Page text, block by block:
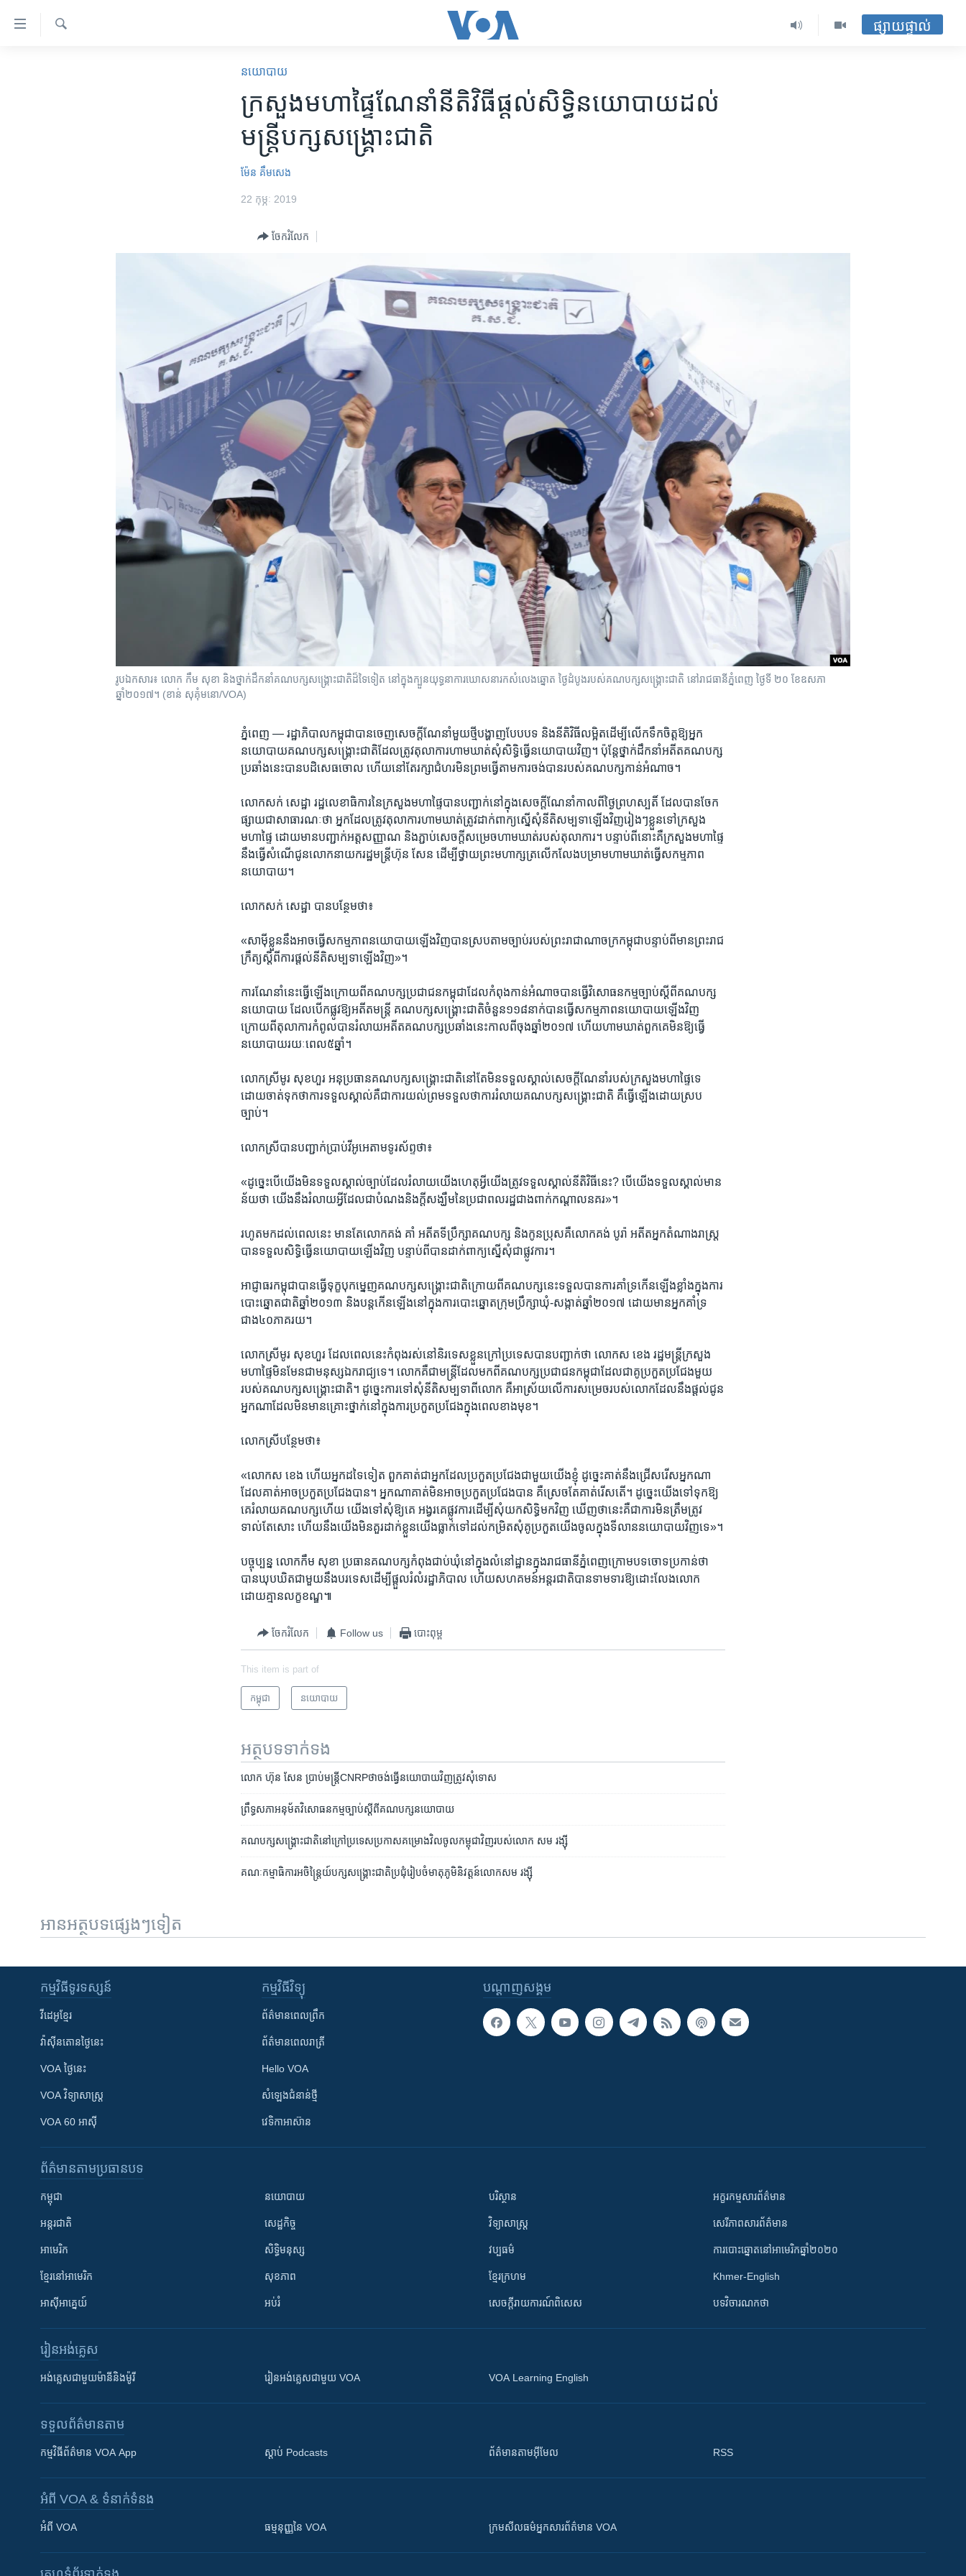
ទៅ​
ផ្សាយផ្ទាល់
នយោបាយ
ក្រសួង​មហាផ្ទៃ​ណែនាំ​នីតិវិធី​ផ្តល់​សិទ្ធិ​នយោបាយ​​ដល់​
មន្ត្រី​បក្ស​សង្គ្រោះ​ជាតិ
ម៉ែន គឹមសេង
22 កុម្ភៈ 2019
ចែករំលែក
រូបឯកសារ៖ លោក​ កឹម​ សុខា​ និង​ថ្នាក់ដឹកនាំ​គណបក្ស​សង្គ្រោះជាតិដ៏ទៃទៀត​​​ នៅក្នុង​ក្បួន​យុទ្ធនា​ការ​ឃោសនា​រក​សំលេង​​ឆ្នោត ថ្ងៃ​ដំបូង​​របស់​​គណបក្ស​សង្គ្រោះជាតិ​ នៅរាជ​ធានីភ្នំពេញ​ ថ្ងៃទី​ ២០​ ខែ​ឧសភា​
ឆ្នាំ២០១៧។ (ខាន់​ សុគុំ​មនោ​/VOA)
ភ្នំពេញ —រដ្ឋាភិបាល​កម្ពុជា​បាន​ចេញ​សេចក្តី​ណែនាំ​មួយ​ថ្មីបង្ហាញ​បែបបទ​ និង​នីតិ​វិធី​លម្អិត​ដើម្បី​លើក​ទឹកចិត្ត​ឱ្យ​អ្នក
នយោបាយ​គណបក្ស​សង្គ្រោះជាតិដែល​ត្រូវ​តុលាការ​ហាម​ឃាត់​សុំសិទ្ធិ​ធ្វើ​នយោបាយ​វិញ។ ប៉ុន្តែ​ថ្នាក់ដឹកនាំ​អតីត​គណបក្ស​
ប្រឆាំង​នេះ​បាន​បដិសេធ​ចោល ​ហើយនៅ​តែ​រក្សា​ជំហរ​មិន​ព្រ​ម​ធ្វើ​តាម​ការ​ចង់​បាន​របស់​គណបក្ស​កាន់​អំណាច។
លោក​សក់ សេដ្ឋា រដ្ឋលេខាធិការ​នៃ​ក្រសួង​មហាផ្ទៃ​បាន​បញ្ជាក់​នៅ​ក្នុង​សេចក្តី​ណែនាំ​កាលពី​ថ្ងៃ​ព្រហស្បតិ៍​ ដែល​បាន​ចែក​
ផ្សាយ​ជា​សាធារណៈ​ថា​ អ្នក​ដែល​ត្រូវ​តុលាការ​ហាមឃាត់​ត្រូវ​ដាក់​ពាក្យ​ស្នើ​សុំ​នីតិសម្បទា​ឡើងវិញ​រៀងៗ​ខ្លួន​ទៅ​ក្រសួង​
មហាផ្ទៃ​ ដោយ​មាន​បញ្ជាក់​អត្ត​សញ្ញាណ និង​ភ្ជាប់​សេចក្តី​សម្រេច​ហាមឃាត់​របស់​តុលាការ។​ បន្ទាប់ពី​នោះ​គឺ​ក្រសួង​មហាផ្ទៃ​
នឹង​ធ្វើ​សំណើ​ជូន​លោក​នាយក​រដ្ឋ​មន្ត្រី​ហ៊ុន សែន ​ដើម្បី​ថ្វាយ​ព្រះមហាក្សត្រ​លើកលែង​បម្រាម​ហាមឃាត់​ធ្វើ​សកម្មភាព​
នយោបាយ។
លោក​សក់ សេដ្ឋា ​បាន​បន្ថែម​ថា៖
«សាម៉ី​ខ្លួន​នឹង​អាច​ធ្វើ​សកម្មភាព​នយោបាយ​ឡើងវិញ​បាន​ស្រប​តាម​ច្បាប់​របស់​ព្រះរាជា​ណា​ចក្រកម្ពុជា​បន្ទាប់ពី​មាន​ព្រះរាជ
ក្រឹត្យ​ស្តីពី​ការផ្តល់​នីតិ​សម្បទា​ឡើងវិញ‍»។
ការណែនាំ​នេះ​ធ្វើ​ឡើង​ក្រោយ​ពី​គណបក្ស​ប្រជាជន​កម្ពុជា​ដែល​កំពុង​កាន់​អំណាច​បាន​ធ្វើ​វិសោធនកម្ម​ច្បាប់​ស្តី​ពី​គណបក្ស​
នយោបាយ​ ដែល​បើក​ផ្លូវ​ឱ្យ​អតីត​មន្ត្រី គណបក្ស​សង្គ្រោះ​ជាតិចំនួន​១១៨​នាក់​បាន​ធ្វើ​សកម្មភាព​នយោបាយ​ឡើង​វិញ​
ក្រោយ​ពី​តុលាការ​កំពូល​បាន​រំលាយ​អតីត​គណបក្ស​ប្រឆាំ​ងនេះ​កាលពី​ចុងឆ្នាំ​២០១៧​ ហើយ​ហាមឃាត់​ពួកគេ​មិន​ឱ្យ​ធ្វើ​
នយោបាយ​រយៈពេល​៥ឆ្នាំ។
លោកស្រី​មូរ សុខហួរ អនុប្រធាន​គណបក្ស​សង្គ្រោះជាតិនៅតែ​មិន​ទទួល​ស្គាល់​សេចក្តី​ណែនាំ​របស់​ក្រសួងមហាផ្ទៃ​ទេ​
ដោយ​ចាត់​ទុក​ថា​ការ​ទទួល​ស្គាល់គឺ​ជា​ការ​យល់​ព្រម​ទទួល​ថា​ការ​រំលាយគណបក្ស​សង្គ្រោះ​ជាតិ​ គឺ​ធ្វើ​ឡើង​ដោយ​ស្រប
ច្បាប់។
លោកស្រីបាន​បញ្ជាក់​ប្រាប់​វីអូអេ​តាម​ទូរស័ព្ទ​ថា៖
«ដូច្នេះ​បើ​យើង​មិន​ទទួលស្គាល់​ច្បាប់​ដែល​រំលាយ​យើង​ហេតុអ្វី​យើង​ត្រូវ​ទទួលស្គាល់​នីតិ​វិធី​នេះ? បើ​យើង​ទទួល​ស្គាល់​មាន​
ន័យ​ថា ​យើង​នឹង​រំលាយ​អ្វី​ដែល​ជា​បំណង​និង​ក្តី​សង្ឃឹម​នៃ​ប្រជាពលរដ្ឋ​ជាង​ពាក់កណ្តាល​នគរ‍»។
រហូត​មក​ដល់​ពេល​នេះ​ មានតែ​លោក​គង់ គាំ អតីត​ទីប្រឹក្សា​គណបក្ស​ និង​កូនប្រុស​គឺលោក​គង់​ បូរ៉ា អតីត​អ្នក​តំណាង​រាស្រ្ត
បាន​ទទួល​សិទ្ធិ​ធ្វើ​នយោបាយ​ឡើង​វិញ​ បន្ទាប់​ពី​បាន​ដាក់​ពាក្យ​ស្នើ​សុំ​ជាផ្លូវការ។
អាជ្ញាធរ​កម្ពុជា​បាន​ធ្វើ​ទុក្ខ​បុកម្នេញ​គណបក្ស​សង្គ្រោះជាតិ​ក្រោយ​ពី​គណបក្ស​នេះ​ទទួល​បាន​ការ​គាំទ្រ​កើនឡើង​ខ្លាំង​ក្នុង​ការ
បោះឆ្នោត​ជាតិ​ឆ្នាំ​២០១៣​ និង​បន្ត​កើន​ឡើង​នៅ​ក្នុង​ការ​បោះ​ឆ្នោតក្រុមប្រឹក្សា​ឃុំ-សង្កាត់​ឆ្នាំ​២០១៧​ ដោយ​មាន​អ្នកគាំទ្រ​
ជាង​៤០ភាគរយ។
លោកស្រី​មូរ សុខហួរ ​ដែល​ពេលនេះ​កំពុង​រស់នៅ​និរទេស​ខ្លួន​ក្រៅ​ប្រទេស​បាន​បញ្ជាក់​ថា​ លោកស ខេង ​រដ្ឋ​មន្ត្រី​ក្រសួង​
មហាផ្ទៃ​មិន​មែន​ជា​មនុស្ស​ឯករាជ្យទេ។ លោកគឺ​ជា​មន្ត្រី​ដែល​មក​ពី​គណបក្ស​ប្រជាជន​កម្ពុជា​ដែល​ជា​គូប្រកួត​ប្រជែង​មួយ​
របស់​គណបក្ស​សង្គ្រោះជាតិ។ ដូច្នេះ​ការ​ទៅសុំ​នីតិសម្បទា​ពី​លោក​ គឺ​អាស្រ័យ​លើ​ការ​សម្រេចរបស់​លោក​ដែល​នឹង​ផ្តល់​ជូន​
អ្នកណា​ដែល​មិន​មាន​គ្រោះថ្នាក់​នៅក្នុង​ការ​ប្រកួត​ប្រជែង​ក្នុង​ពេល​ខាងមុខ។
លោកស្រី​បន្ថែម​ថា៖
«លោកស ខេង ហើយ​អ្នក​ដទៃទៀត​ ពួកគាត់​ជា​អ្នក​ដែល​ប្រកួត​ប្រជែង​ជាមួយ​យើង​ខ្ញុំ​ ដូច្នេះ​គាត់​នឹង​ជ្រើសរើស​អ្នក​ណា​
ដែល​គាត់​អាច​ប្រកួតប្រជែង​បាន។ អ្នកណា​គាត់​មិន​អាច​ប្រកួត​ប្រជែង​បាន​ គឺ​ស្រេច​តែ​គាត់​រើស​តើ។ ដូច្នេះ​យើង​ទៅទុក​ឱ្យ​
គេ​រំលាយ​គណបក្ស​ហើយ​ យើង​ទៅសុំ​ឱ្យ​គេ​ អង្វរ​គេ​ផ្លូវការ​ដើម្បី​សុំយកសិទ្ធិ​មកវិញ​ ឃើញ​ថា​នេះ​គឺជា​ការ​មិន​ត្រឹមត្រូវ​
ទាល់តែ​សោះ ហើយ​នឹង​យើង​មិន​គួរ​ដាក់​ខ្លួន​យើង​ធ្លាក់​ទៅដល់​កម្រិតសុំ​គូ​ប្រកួត​យើង​ចូល​ក្នុង​ទីលាន​នយោបាយ​វិញ​ទេ‍»។​
​បច្ចុប្បន្ន​ លោក​កឹម សុខា​ ប្រធាន​គណបក្ស​កំពុង​ជាប់​ឃុំ​នៅក្នុង​លំនៅដ្ឋាន​ក្នុង​រាជធានី​ភ្នំពេញ​ក្រោម​បទ​ចោទ​ប្រកាន់​ថា​
បាន​ឃុបឃិត​ជាមួយ​នឹង​បរទេស​ដើម្បី​ផ្តួល​រំលំ​រដ្ឋាភិបាល​ ហើយ​សហគមន៍​អន្តរជាតិ​បាន​ទាមទារ​ឱ្យ​ដោះលែង​លោក​
ដោយ​គ្មាន​លក្ខខណ្ឌ៕
ចែករំលែក Follow us បោះពុម្ព
This item is part of
កម្ពុជា នយោបាយ
អត្ថបទ​ទាក់ទង
លោក​ ​ហ៊ុន សែន​ ប្រាប់​មន្ត្រី​CNRP​ថា​ចង់​ធ្វើ​នយោបាយ​វិញ​ត្រូវ​សុំទោស
ព្រឹទ្ធ​សភា​អនុម័ត​វិសោធនកម្ម​​ច្បាប់​ស្តី​ពី​គណបក្ស​នយោបាយ
គណបក្ស​សង្គ្រោះជាតិ​នៅ​ក្រៅ​ប្រទេស​ប្រកាស​​គម្រោង​វិល​ចូល​កម្ពុជា​វិញ​របស់​លោក​ ​សម រង្ស៊ី​
គណៈកម្មាធិការ​អចិន្ត្រៃយ៍​បក្ស​សង្គ្រោះ​ជាតិ​ប្រជុំ​រៀបចំ​​មាតុភូមិ​និវត្តន៍​លោក​សម រង្ស៊ី
អានអត្ថបទផ្សេងៗទៀត
បណ្តាញ​សង្គម
កម្មវិធី​ទូរទស្សន៍
វីដេអូ​ខ្មែរ
វ៉ាស៊ីនតោន​ថ្ងៃ​នេះ
VOA ថ្ងៃនេះ
VOA ​វិទ្យាសាស្ត្រ
VOA 60 អាស៊ី
កម្មវិធី​វិទ្យុ
ព័ត៌មាន​ពេល​ព្រឹក
ព័ត៌មាន​​ពេល​រាត្រី
Hello VOA
សំឡេង​ជំនាន់​ថ្មី
វេទិកា​អាស៊ាន
ព័ត៌មាន​តាមប្រធានបទ​
កម្ពុជា
អន្តរជាតិ
អាមេរិក
ខ្មែរ​នៅអាមេរិក
អាស៊ីអាគ្នេយ៍
នយោបាយ
សេដ្ឋកិច្ច
សិទ្ធិមនុស្ស
សុខភាព
អប់រំ
បរិស្ថាន
វិទ្យាសាស្រ្ត
វប្បធម៌
ខ្មែរក្រហម
សេចក្តីរាយការណ៍ពិសេស
អក្ខរកម្មសារព័ត៌មាន
សេរីភាពសារព័ត៌មាន
ការបោះឆ្នោតនៅអាមេរិកឆ្នាំ២០២០
Khmer-English
បទវិចារណកថា
រៀន​​អង់គ្លេស
អង់គ្លេស​ជាមួយ​ម៉ានី​និង​ម៉ូរី រៀន​​​​​​អង់គ្លេស​​ជាមួយ VOA VOA Learning English
ទទួល​ព័ត៌មាន​តាម
កម្មវិធី​ព័ត៌មាន VOA App ស្តាប់ Podcasts ព័ត៌មាន​តាម​អ៊ីមែល RSS
អំពី​ VOA & ទំនាក់ទំនង
អំពី​ VOA ធម្មនុញ្ញ​នៃ VOA ក្រម​​​សីលធម៌​​​អ្នក​​​សារព័ត៌មាន VOA